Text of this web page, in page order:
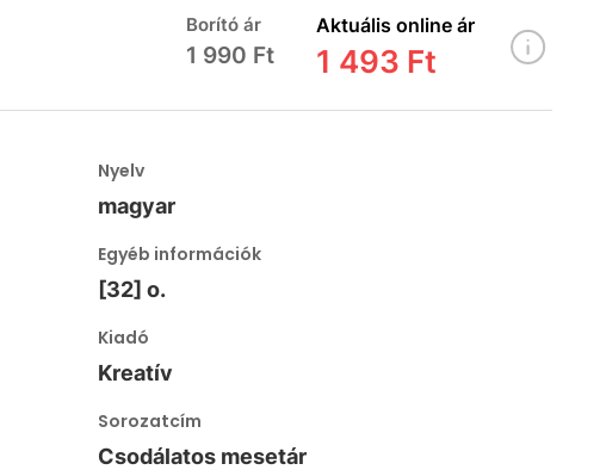
Borító ár
1 990 Ft
Aktuális online ár
1 493 Ft
Nyelv
magyar
Egyéb információk
[32] o.
Kiadó
Kreatív
Sorozatcím
Csodálatos mesetár